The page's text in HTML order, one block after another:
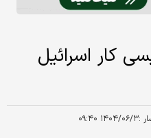
کار اسرائیل
:۱۴۰۴/۰۶/۳ ۰۹:۴۰